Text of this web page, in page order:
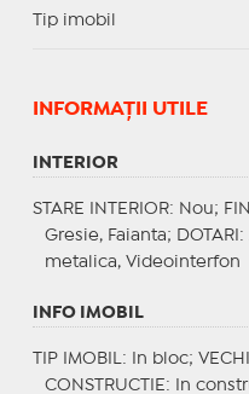
Tip imobil
INFORMAŢII UTILE
INTERIOR
STARE INTERIOR: Nou;
Gresie, Faianta;
DOTARI :
metalica, Videointerfon
INFO IMOBIL
TIP IMOBIL : In bloc;
CONSTRUCTIE : In